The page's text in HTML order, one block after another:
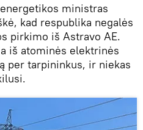
ministras
kad respublika negalės
pirkimo iš Astravo AE.
iš atominės elektrinės
per tarpininkus, ir niekas